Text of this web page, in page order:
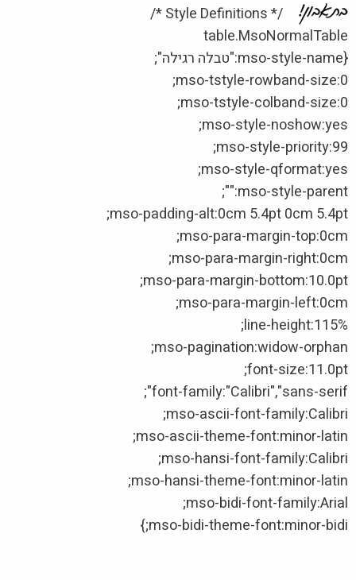
/* Style Definitions */
table.MsoNormalTable
{mso-style-name:"טבלה רגילה";
mso-tstyle-rowband-size:0;
mso-tstyle-colband-size:0;
mso-style-noshow:yes;
mso-style-priority:99;
mso-style-qformat:yes;
mso-style-parent:"";
mso-padding-alt:0cm 5.4pt 0cm 5.4pt;
mso-para-margin-top:0cm;
mso-para-margin-right:0cm;
mso-para-margin-bottom:10.0pt;
mso-para-margin-left:0cm;
line-height:115%;
mso-pagination:widow-orphan;
font-size:11.0pt;
font-family:"Calibri","sans-serif";
mso-ascii-font-family:Calibri;
mso-ascii-theme-font:minor-latin;
mso-hansi-font-family:Calibri;
mso-hansi-theme-font:minor-latin;
mso-bidi-font-family:Arial;
mso-bidi-theme-font:minor-bidi;}